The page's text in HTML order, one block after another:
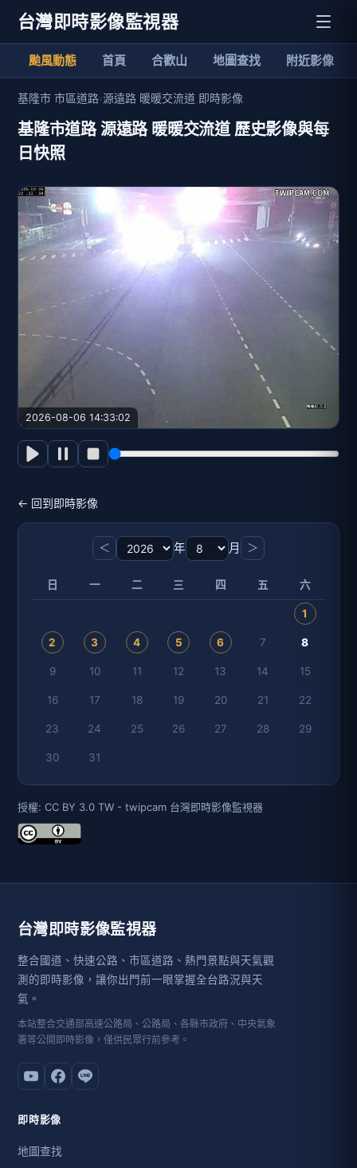
台灣即時影像監視器
颱風動態 首頁 合歡山 地圖查找 附近影像
基隆市 市區道路›源遠路 暖暖交流道 即時影像
基隆市道路 源遠路 暖暖交流道 歷史影像與每
日快照
2026-08-06 14:33:02
← 回到即時影像
＜ 年 月 ＞
日 一 二 三 四 五 六
1
2 3 4 5 6 7 8
9 10 11 12 13 14 15
16 17 18 19 20 21 22
23 24 25 26 27 28 29
30 31
授權: CC BY 3.0 TW - twipcam 台灣即時影像監視器
台灣即時影像監視器
整合國道、快速公路、市區道路、熱門景點與天氣觀
測的即時影像，讓你出門前一眼掌握全台路況與天
氣。
本站整合交通部高速公路局、公路局、各縣市政府、中央氣象
署等公開即時影像，僅供民眾行前參考。
即時影像
地圖查找